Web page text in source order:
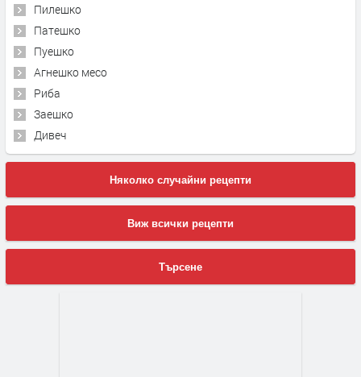
Пилешко
Патешко
Пуешко
Агнешко месо
Риба
Заешко
Дивеч
Няколко случайни рецепти
Виж всички рецепти
Търсене